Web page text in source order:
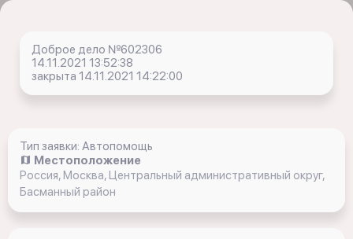
Доброе дело №602306
14.11.2021 13:52:38
закрыта 14.11.2021 14:22:00
Тип заявки: Автопомощь
Местоположение
Россия, Москва, Центральный административный округ,
Басманный район